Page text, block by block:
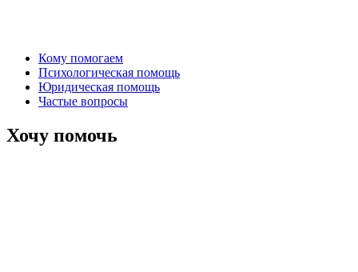
Кому помогаем
Психологическая помощь
Юридическая помощь
Частые вопросы
Хочу помочь